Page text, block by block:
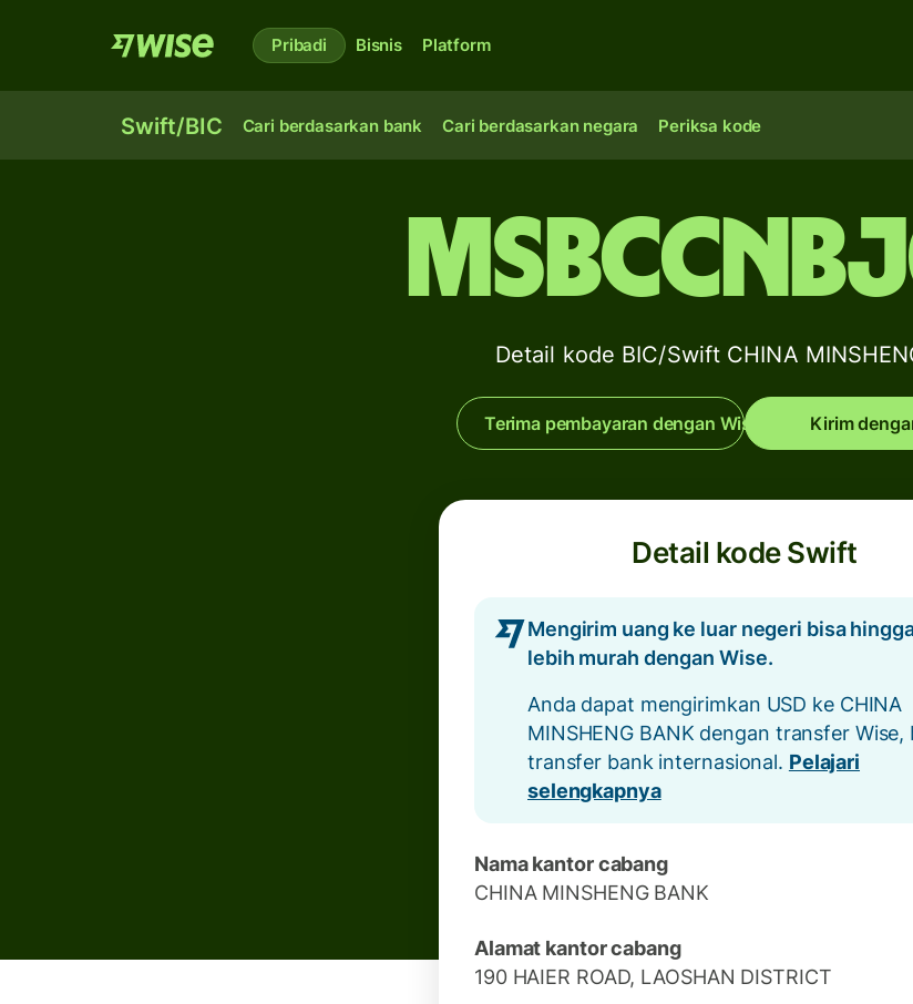
Pribadi Bisnis Platform
Swift/BIC Cari berdasarkan bank Cari berdasarkan negara Periksa kode
Detail kode BIC/Swift CHINA
Terima pembayaran dengan Wise Kirim
Detail kode Swift
Mengirim uang ke luar negeri bisa
lebih murah dengan Wise.
Anda dapat mengirimkan USD ke CHINA
MINSHENG BANK dengan transfer Wise,
transfer bank internasional. Pelajari
selengkapnya
Nama kantor cabang
CHINA MINSHENG BANK
Alamat kantor cabang
190 HAIER ROAD, LAOSHAN DISTRICT